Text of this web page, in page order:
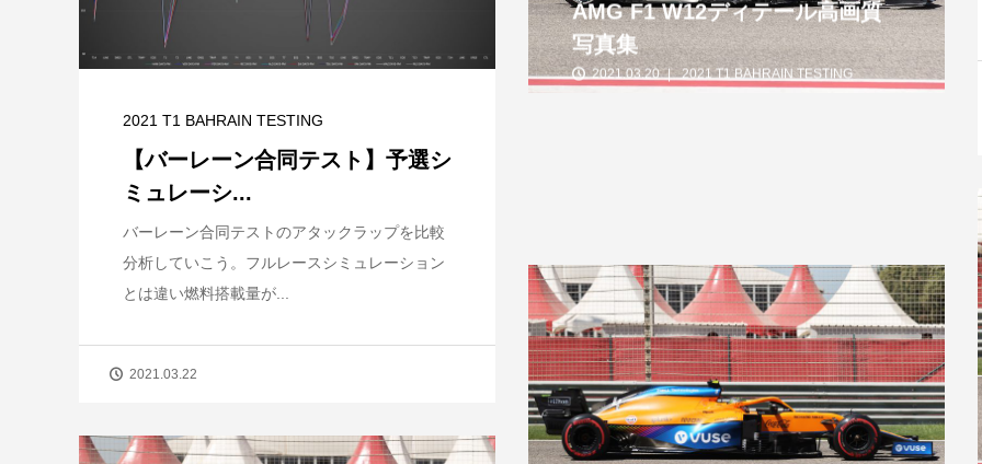
2021 T1 BAHRAIN TESTING
【バーレーン合同テスト】予選シ
ミュレーシ...
バーレーン合同テストのアタックラップを比較
分析していこう。フルレースシミュレーション
とは違い燃料搭載量が...
2021.03.22
AMG F1 W12ディテール高画質
写真集
2021.03.20 2021 T1 BAHRAIN TESTING